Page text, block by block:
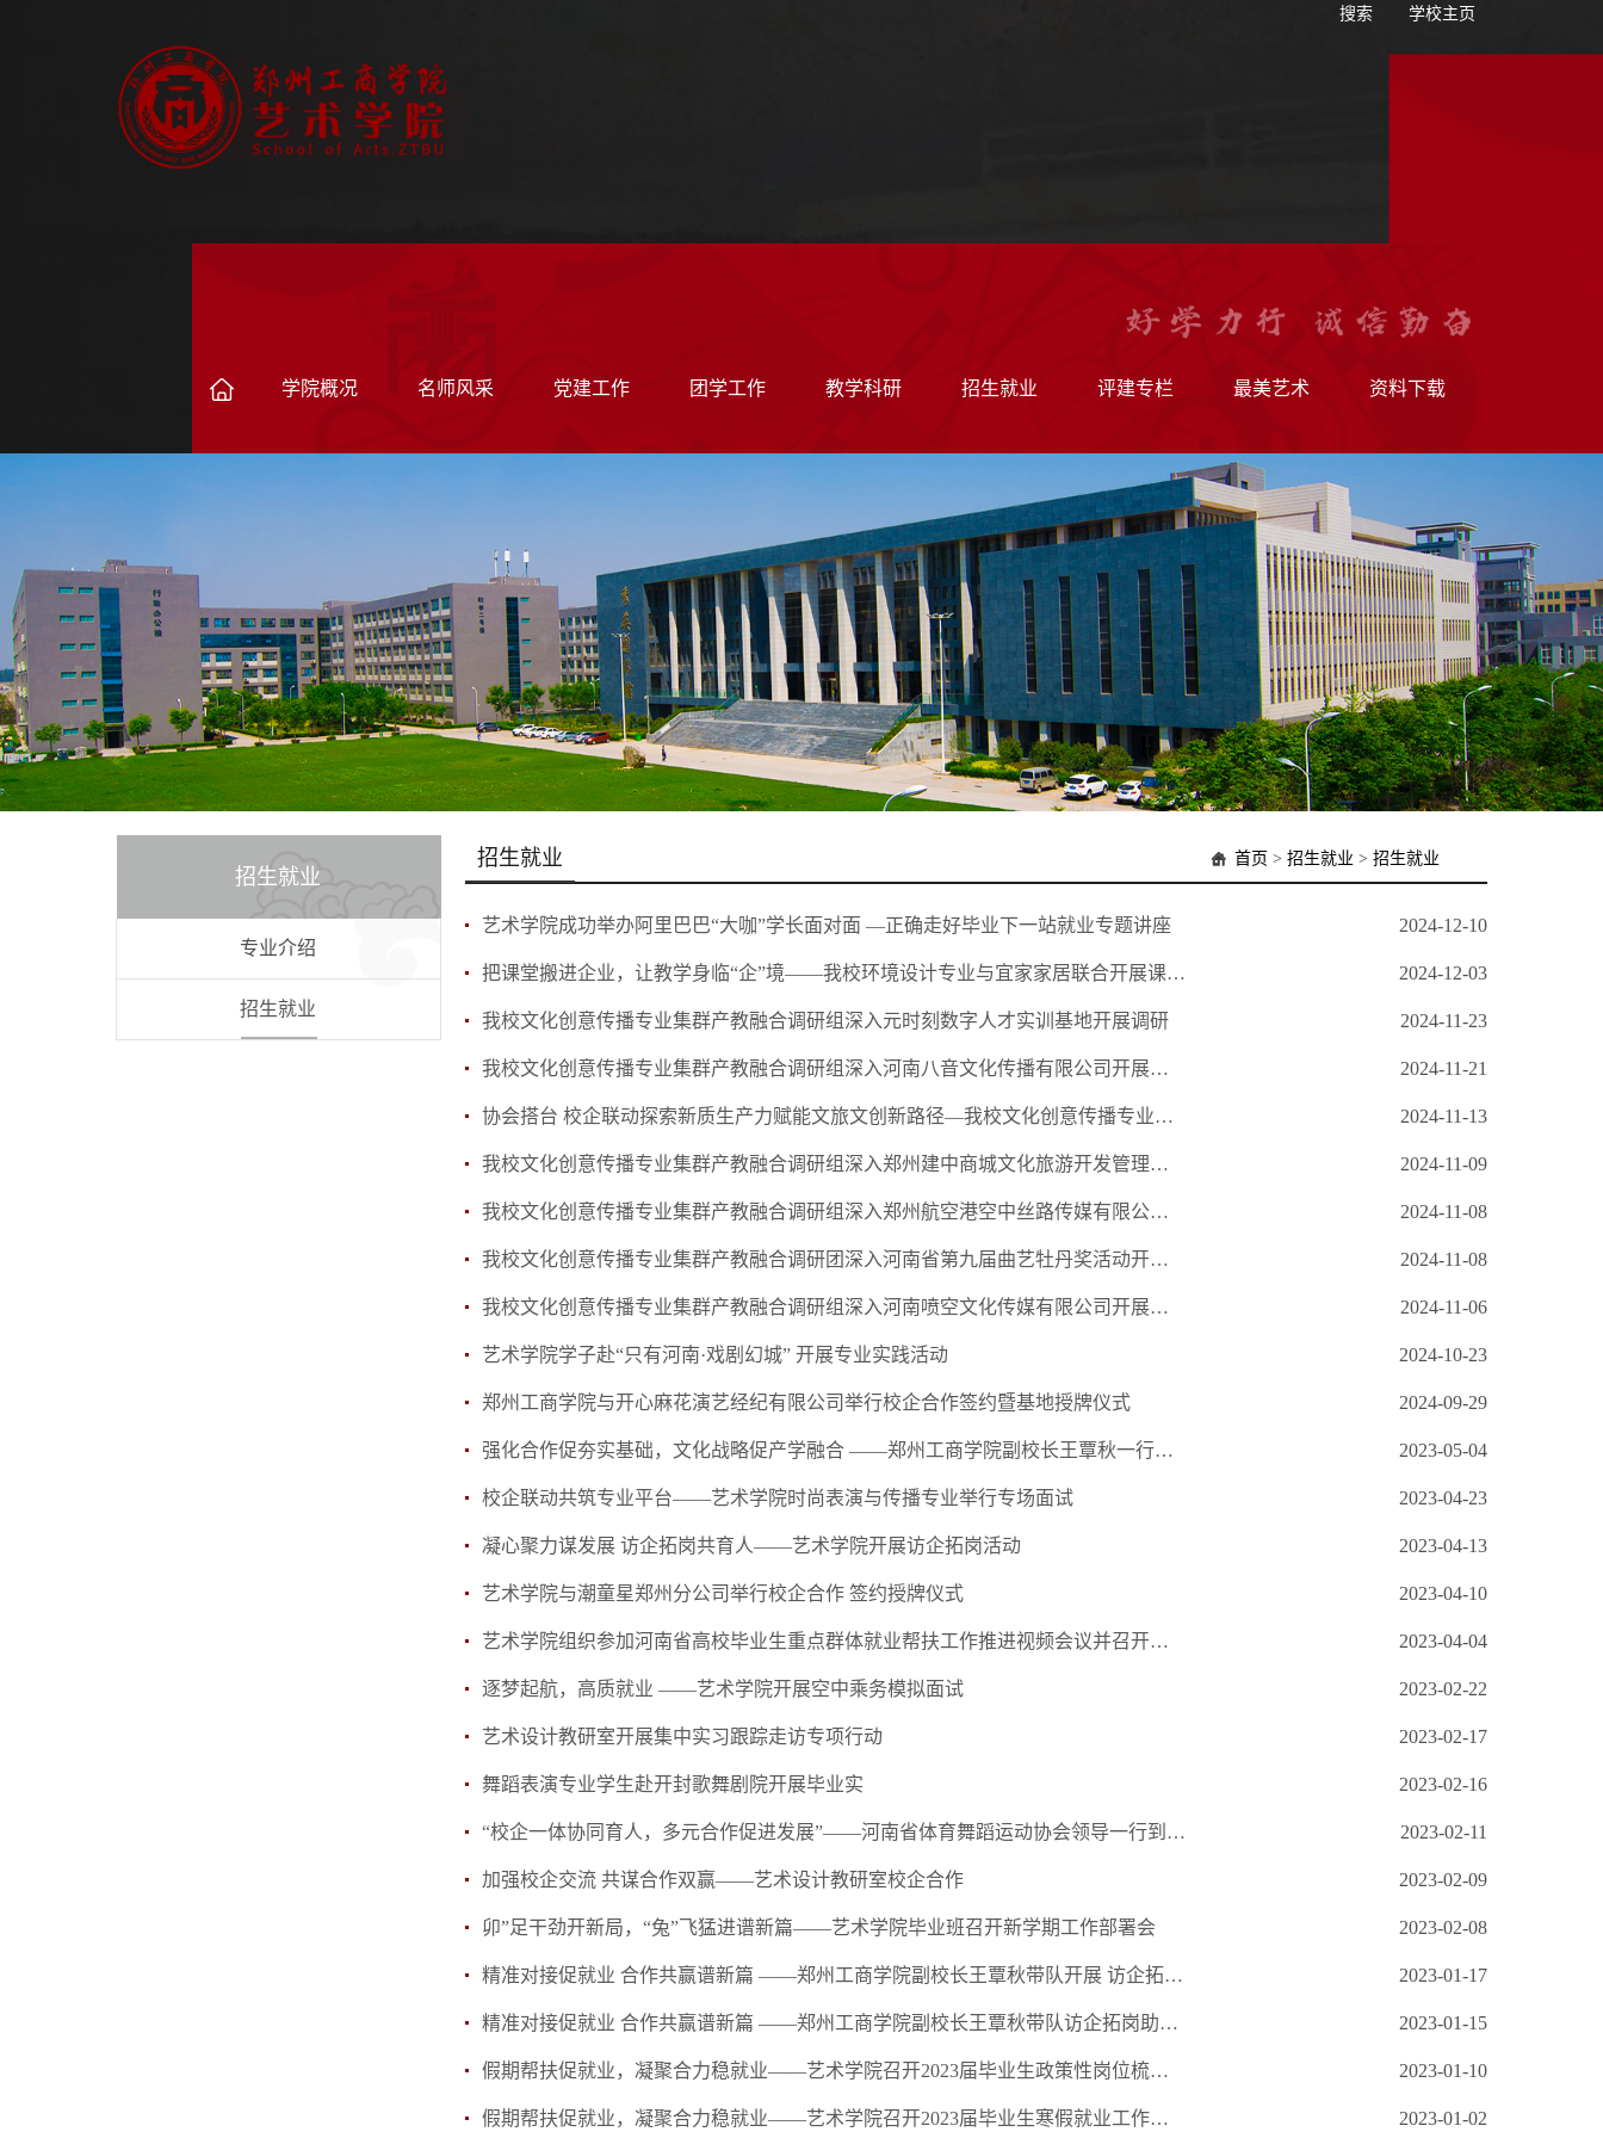
搜索 学校主页
学院概况 名师风采 党建工作 团学工作 教学科研 招生就业 评建专栏 最美艺术 资料下载
招生就业
专业介绍
招生就业
招生就业 首页 > 招生就业 > 招生就业
艺术学院成功举办阿里巴巴“大咖”学长面对面 —正确走好毕业下一站就业专题讲座 2024-12-10
把课堂搬进企业，让教学身临“企”境——我校环境设计专业与宜家家居联合开展课程实践冬令营 2024-12-03
我校文化创意传播专业集群产教融合调研组深入元时刻数字人才实训基地开展调研 2024-11-23
我校文化创意传播专业集群产教融合调研组深入河南八音文化传播有限公司开展调研 2024-11-21
协会搭台 校企联动探索新质生产力赋能文旅文创新路径—我校文化创意传播专业集群产教融合调研组深入调研洛阳文旅文创行业发展 2024-11-13
我校文化创意传播专业集群产教融合调研组深入郑州建中商城文化旅游开发管理有限公司开展调研 2024-11-09
我校文化创意传播专业集群产教融合调研组深入郑州航空港空中丝路传媒有限公司开展调研 2024-11-08
我校文化创意传播专业集群产教融合调研团深入河南省第九届曲艺牡丹奖活动开展调研 2024-11-08
我校文化创意传播专业集群产教融合调研组深入河南喷空文化传媒有限公司开展调研 2024-11-06
艺术学院学子赴“只有河南·戏剧幻城” 开展专业实践活动 2024-10-23
​郑州工商学院与开心麻花演艺经纪有限公司举行校企合作签约暨基地授牌仪式 2024-09-29
强化合作促夯实基础，文化战略促产学融合 ——郑州工商学院副校长王覃秋一行赴郑州恒之源科技有限责任公司考察调研 2023-05-04
校企联动共筑专业平台——艺术学院时尚表演与传播专业举行专场面试 2023-04-23
凝心聚力谋发展 访企拓岗共育人——艺术学院开展访企拓岗活动 2023-04-13
艺术学院与潮童星郑州分公司举行校企合作 签约授牌仪式 2023-04-10
艺术学院组织参加河南省高校毕业生重点群体就业帮扶工作推进视频会议并召开毕业班工作部署会 2023-04-04
逐梦起航，高质就业 ——艺术学院开展空中乘务模拟面试 2023-02-22
艺术设计教研室开展集中实习跟踪走访专项行动 2023-02-17
舞蹈表演专业学生赴开封歌舞剧院开展毕业实 2023-02-16
“校企一体协同育人，多元合作促进发展”——河南省体育舞蹈运动协会领导一行到访交流 2023-02-11
加强校企交流 共谋合作双赢——艺术设计教研室校企合作 2023-02-09
卯”足干劲开新局，“兔”飞猛进谱新篇——艺术学院毕业班召开新学期工作部署会 2023-02-08
精准对接促就业 合作共赢谱新篇 ——郑州工商学院副校长王覃秋带队开展 访企拓岗促就业活动 2023-01-17
精准对接促就业 合作共赢谱新篇 ——郑州工商学院副校长王覃秋带队访企拓岗助力毕业生就业 2023-01-15
假期帮扶促就业，凝聚合力稳就业——艺术学院召开2023届毕业生政策性岗位梳理及推介宣传工作实务专题就业讲座 2023-01-10
假期帮扶促就业，凝聚合力稳就业——艺术学院召开2023届毕业生寒假就业工作推进会 2023-01-02